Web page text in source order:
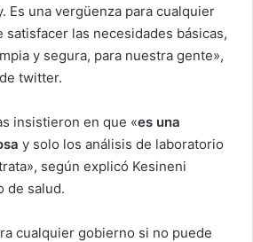
Es una vergüenza para cualquier
las necesidades básicas,
y segura, para nuestra gente»,
twitter.
insistieron en que «es una
y solo los análisis de laboratorio
según explicó Kesineni
de salud.
cualquier gobierno si no puede